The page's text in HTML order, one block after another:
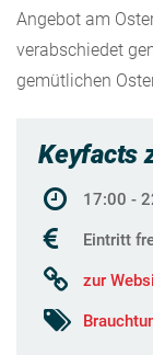
Angebot am
verabschiedet
gemütlichen
Keyfacts
17:00 -
Eintritt
zur